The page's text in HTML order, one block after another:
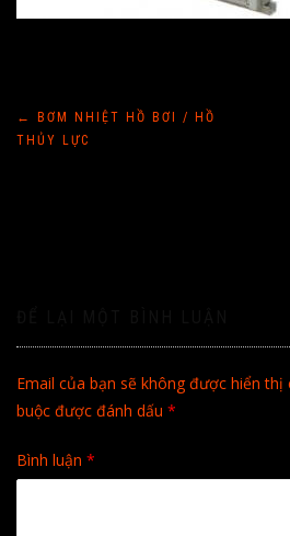
Điều
←
BƠM NHIỆT HỒ BƠI / HỒ
THỦY LỰC
Email của bạn sẽ không được hiển thị
buộc được đánh dấu *
Bình luận *